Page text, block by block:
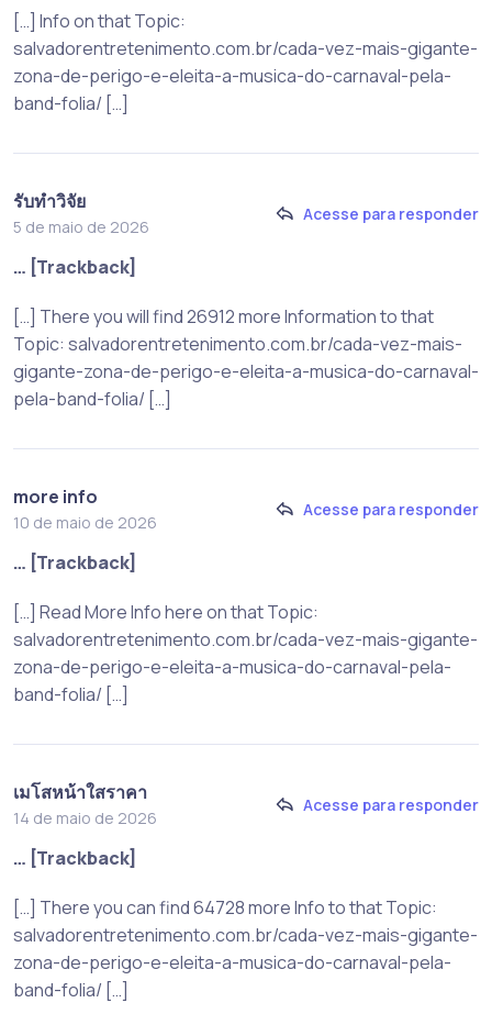
[…] Info on that Topic:
salvadorentretenimento.com.br/cada-vez-mais-gigante-
zona-de-perigo-e-eleita-a-musica-do-carnaval-pela-
band-folia/ […]
รับทำวิจัย
5 de maio de 2026
Acesse para responder
… [Trackback]
[…] There you will find 26912 more Information to that
Topic: salvadorentretenimento.com.br/cada-vez-mais-
gigante-zona-de-perigo-e-eleita-a-musica-do-carnaval-
pela-band-folia/ […]
more info
10 de maio de 2026
Acesse para responder
… [Trackback]
[…] Read More Info here on that Topic:
salvadorentretenimento.com.br/cada-vez-mais-gigante-
zona-de-perigo-e-eleita-a-musica-do-carnaval-pela-
band-folia/ […]
เมโสหน้าใสราคา
14 de maio de 2026
Acesse para responder
… [Trackback]
[…] There you can find 64728 more Info to that Topic:
salvadorentretenimento.com.br/cada-vez-mais-gigante-
zona-de-perigo-e-eleita-a-musica-do-carnaval-pela-
band-folia/ […]